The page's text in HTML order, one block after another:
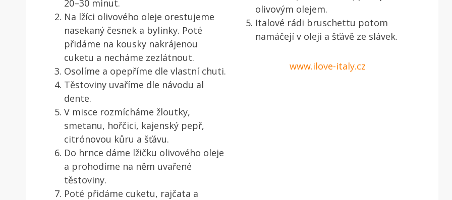
20–30 minut.
Na lžíci olivového oleje orestujeme
nasekaný česnek a bylinky. Poté
přidáme na kousky nakrájenou
cuketu a necháme zezlátnout.
Osolíme a opepříme dle vlastní chuti.
Těstoviny uvaříme dle návodu al
dente.
V misce rozmícháme žloutky,
smetanu, hořčici, kajenský pepř,
citrónovou kůru a šťávu.
Do hrnce dáme lžičku olivového oleje
a prohodíme na něm uvařené
těstoviny.
Poté přidáme cuketu, rajčata a
olivovým olejem.
Italové rádi bruschettu potom
namáčejí v oleji a šťávě ze slávek.
www.ilove-italy.cz